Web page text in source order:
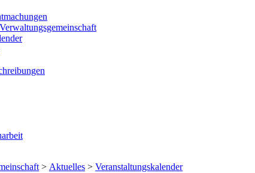
> Aktuelles > Veranstaltungskalender